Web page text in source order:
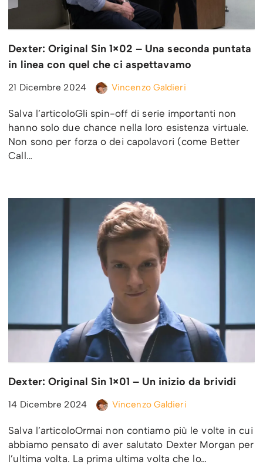
Dexter: Original Sin 1×02 – Una seconda puntata
in linea con quel che ci aspettavamo
21 Dicembre 2024 Vincenzo Galdieri
Salva l’articoloGli spin-off di serie importanti non
hanno solo due chance nella loro esistenza virtuale.
Non sono per forza o dei capolavori (come Better
Call…
Dexter: Original Sin 1×01 – Un inizio da brividi
14 Dicembre 2024 Vincenzo Galdieri
Salva l’articoloOrmai non contiamo più le volte in cui
abbiamo pensato di aver salutato Dexter Morgan per
l’ultima volta. La prima ultima volta che lo…